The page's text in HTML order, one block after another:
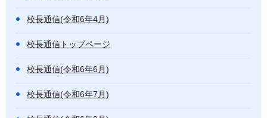
校長通信(令和6年4月)
校長通信トップページ
校長通信(令和6年6月)
校長通信(令和6年7月)